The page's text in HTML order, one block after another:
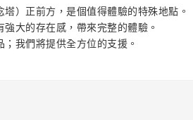
塔）正前方，是個值得體驗的特殊地點。
強大的存在感，帶來完整的體驗。
我們將提供全方位的支援。